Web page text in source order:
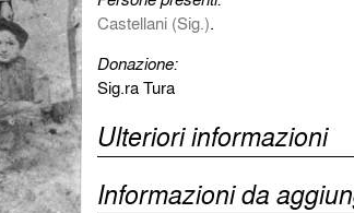
Castellani (Sig.).
Donazione:
Sig.ra Tura
Ulteriori informazioni
Informazioni da